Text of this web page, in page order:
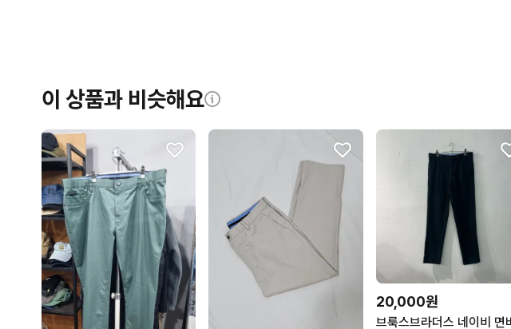
이 상품과 비슷해요
20,000원